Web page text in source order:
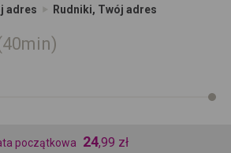
adres Rudniki, Twój adres
40min
początkowa 24,99 zł